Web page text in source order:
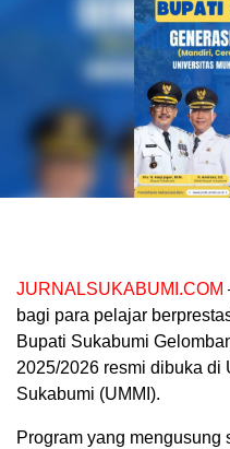
JURNALSUKABUMI.COM
bagi para pelajar
Bupati Sukabumi
2025/2026 resmi dibuka di
Sukabumi (UMMI).
Program yang mengusung